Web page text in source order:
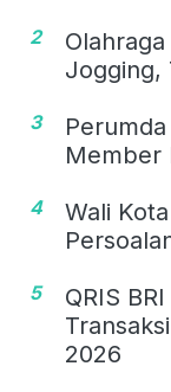
2
Jogging,
3
Member
4
Wali
5
QRIS
2026